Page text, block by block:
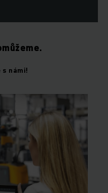
námi!